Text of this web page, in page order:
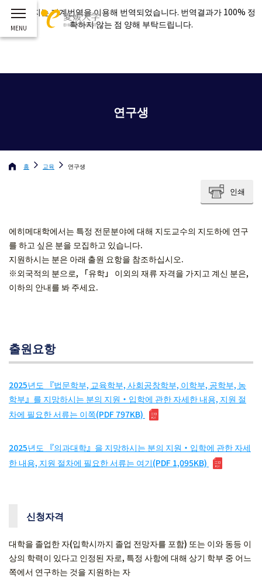
이 페이지는 기계번역을 이용해 번역되었습니다. 번역결과가 100% 정
확하지 않는 점 양해 부탁드립니다.
연구생
홈 교육 연구생
인쇄
에히메대학에서는 특정 전문분야에 대해 지도교수의 지도하에 연구
를 하고 싶은 분을 모집하고 있습니다.
지원하시는 분은 아래 출원 요항을 참조하십시오.
※외국적의 분으로, 「유학」 이외의 재류 자격을 가지고 계신 분은,
이하의 안내를 봐 주세요.
출원요항
2025년도 『법문학부, 교육학부, 사회공창학부, 이학부, 공학부, 농
학부』를 지망하시는 분의 지원・입학에 관한 자세한 내용, 지원 절
차에 필요한 서류는 이쪽(PDF 797KB)
2025년도 『의과대학』을 지망하시는 분의 지원・입학에 관한 자세
한 내용, 지원 절차에 필요한 서류는 여기(PDF 1,095KB)
신청자격
대학을 졸업한 자(입학시까지 졸업 전망자를 포함) 또는 이와 동등 이
상의 학력이 있다고 인정된 자로, 특정 사항에 대해 상기 학부 중 어느
쪽에서 연구하는 것을 지원하는 자